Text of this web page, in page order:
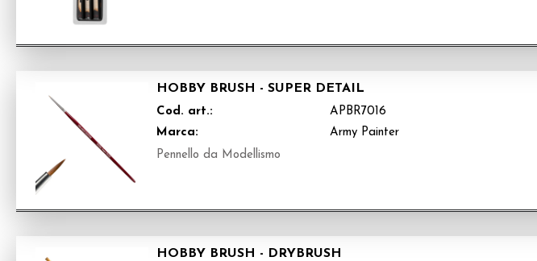
HOBBY BRUSH - SUPER DETAIL
Cod. art.:
APBR7016
Marca:
Army Painter
Pennello da Modellismo
HOBBY BRUSH - DRYBRUSH